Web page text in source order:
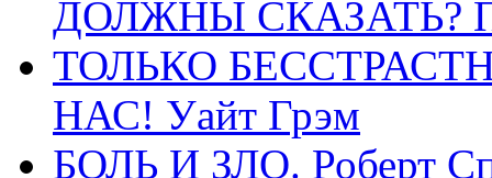
ДОЛЖНЫ СКАЗАТЬ?
ТОЛЬКО
НАС! Уайт Грэм
БОЛЬ И ЗЛО. Роберт